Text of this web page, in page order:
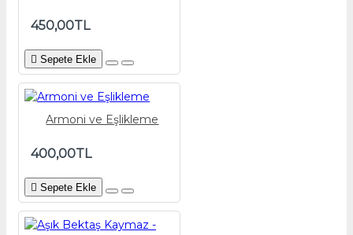
450,00TL
Sepete Ekle
Armoni ve Eşlikleme
400,00TL
Sepete Ekle